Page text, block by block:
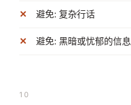
避免: 复杂行话
避免: 黑暗或忧郁的信息
10